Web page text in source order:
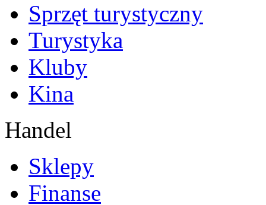
Sprzęt turystyczny
Turystyka
Kluby
Kina
Handel
Sklepy
Finanse